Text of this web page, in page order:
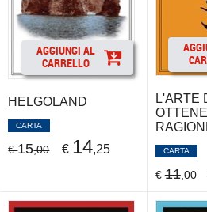
AGGIUNGI AL
CARRELLO
HELGOLAND
CARTA
€15,00 € 14,25
L'ARTE
CARTA
€11,00